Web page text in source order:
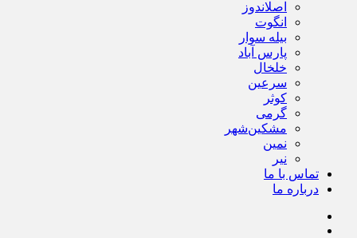
اصلاندوز
انگوت
بیله سوار
پارس آباد
خلخال
سرعین
کوثر
گرمی
مشکین‌شهر
نمین
نیر
تماس با ما
درباره ما